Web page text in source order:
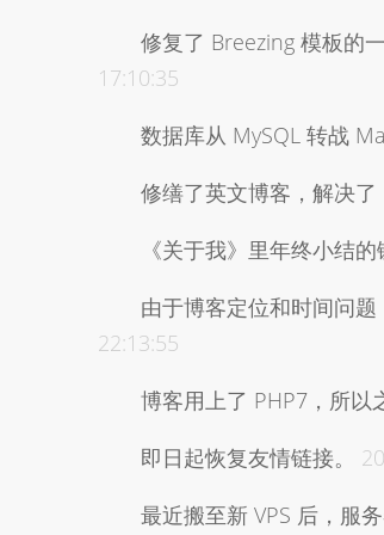
修复了 Breezing 模板的
17:10:35
数据库从 MySQL 转战
修缮了英文博客，解决了
《关于我》里年终小结
由于博客定位和时间问题
22:13:55
博客用上了 PHP7，所以
即日起恢复友情链接。
最近搬至新 VPS 后，服